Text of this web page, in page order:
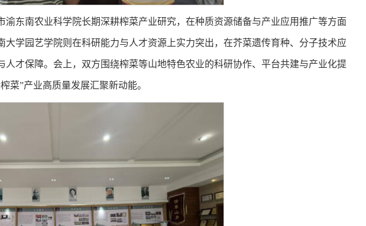
东南农业科学院长期深耕榨菜产业研究，在种质资源储备与产业应用推广等方面
学园艺学院则在科研能力与人才资源上实力突出，在芥菜遗传育种、分子技术应
才保障。会上，双方围绕榨菜等山地特色农业的科研协作、平台共建与产业化提
菜”产业高质量发展汇聚新动能。